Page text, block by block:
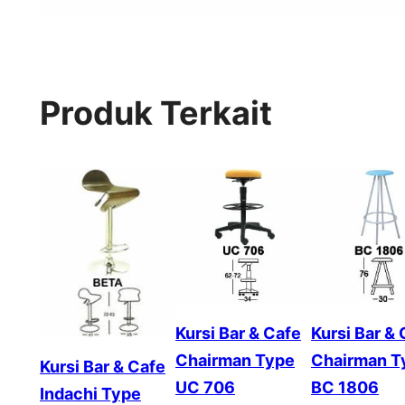
Produk Terkait
Kursi Bar & Cafe
Indachi Type
Kursi Bar & Cafe
Chairman Type
UC 706
Kursi Bar &
Chairman
BC 1806